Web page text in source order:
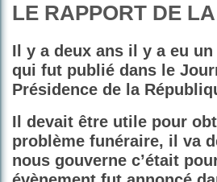
LE RAPPORT DE
Il y a deux ans il y a eu un
qui fut publié dans le
Présidence de la
Il devait être utile pour
problème funéraire, il va
nous gouverne c’était